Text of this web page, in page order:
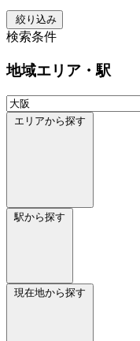
絞り込み
検索条件
地域エリア・駅
エリアから探す
駅から探す
現在地から探す